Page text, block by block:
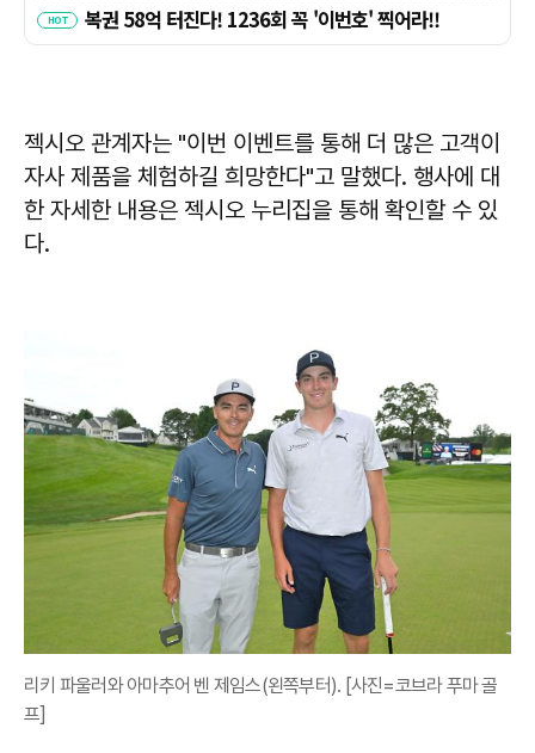
젝시오 관계자는 "이번 이벤트를 통해 더 많은 고객이
자사 제품을 체험하길 희망한다"고 말했다. 행사에 대
한 자세한 내용은 젝시오 누리집을 통해 확인할 수 있
다.
리키 파울러와 아마추어 벤 제임스(왼쪽부터). [사진=코브라 푸마 골
프]